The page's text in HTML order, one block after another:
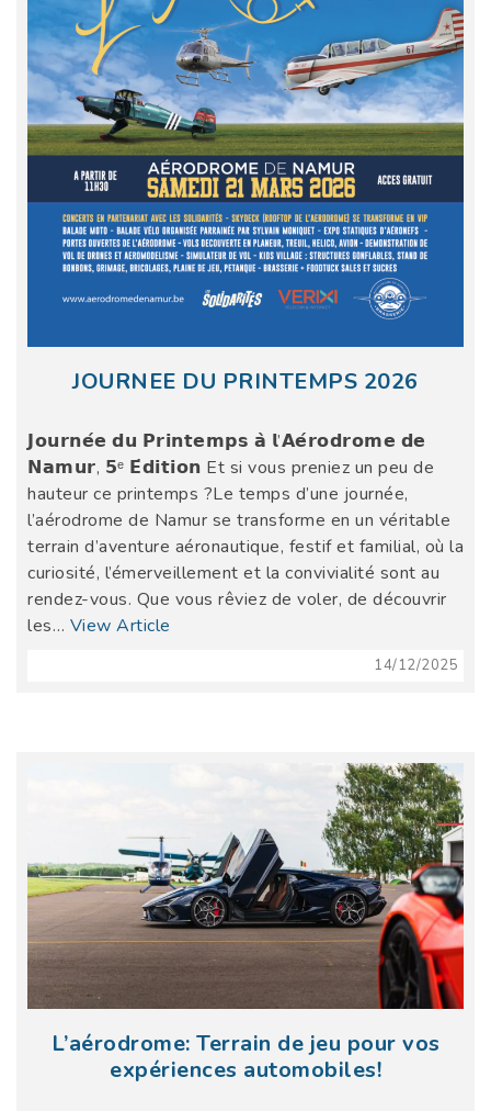
JOURNEE DU PRINTEMPS 2026
𝗝𝗼𝘂𝗿𝗻𝗲́𝗲 𝗱𝘂 𝗣𝗿𝗶𝗻𝘁𝗲𝗺𝗽𝘀 𝗮̀ 𝗹’𝗔𝗲́𝗿𝗼𝗱𝗿𝗼𝗺𝗲 𝗱𝗲
𝗡𝗮𝗺𝘂𝗿, 𝟱ᵉ 𝗘́𝗱𝗶𝘁𝗶𝗼𝗻 Et si vous preniez un peu de
hauteur ce printemps ?Le temps d’une journée,
l’aérodrome de Namur se transforme en un véritable
terrain d’aventure aéronautique, festif et familial, où la
curiosité, l’émerveillement et la convivialité sont au
rendez-vous. Que vous rêviez de voler, de découvrir
les… View Article
14/12/2025
L’aérodrome: Terrain de jeu pour vos
expériences automobiles!